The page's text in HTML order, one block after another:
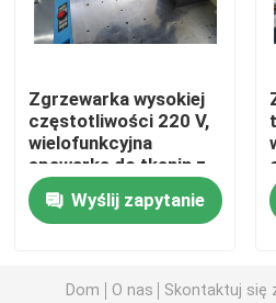
Sprzęt do spawania
Sprzęt do spawania
Termoformująca maszyna
Automatyczna maszyna
Zgrzewarka wysokiej
częstotliwości 220 V,
wielofunkcyjna
spawarka do tkanin z
PVC
Wyślij zapytanie
Dom O nas Skontaktuj się